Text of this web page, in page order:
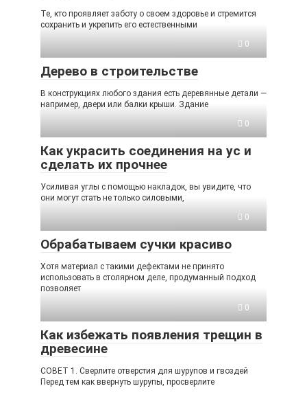
Те, кто проявляет заботу о своем здоровье и стремится
сохранить и укрепить его естественными
0
Дерево в строительстве
В конструкциях любого здания есть деревянные детали —
например, двери или балки крыши. Здание
0
Как украсить соединения на ус и
сделать их прочнее
Усиливая углы с помощью накладок, вы увидите, что
они могут стать не только силовыми,
0
Обрабатываем сучки красиво
Хотя материал с такими дефектами не принято
использовать в столярном деле, продуманный подход
позволяет
0
Как избежать появления трещин в
древесине
СОВЕТ 1. Сверлите отверстия для шурупов и гвоздей
Перед тем как ввернуть шурупы, просверлите